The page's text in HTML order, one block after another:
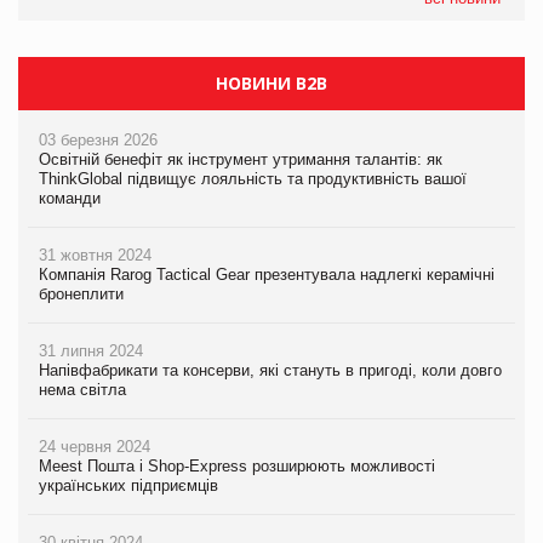
НОВИНИ B2B
03 березня 2026
Освітній бенефіт як інструмент утримання талантів: як
ThinkGlobal підвищує лояльність та продуктивність вашої
команди
31 жовтня 2024
Компанія Rarog Tactical Gear презентувала надлегкі керамічні
бронеплити
31 липня 2024
Напівфабрикати та консерви, які стануть в пригоді, коли довго
нема світла
24 червня 2024
Meest Пошта і Shop-Express розширюють можливості
українських підприємців